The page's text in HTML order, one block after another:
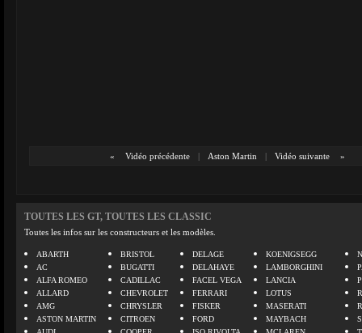
« Vidéo précédente | Aston Martin | Vidéo suivante »
TOUTES LES GT, TOUTES LES CLASSIC
Toutes les infos sur les constructeurs et les modèles.
ABARTH
AC
ALFA ROMEO
ALLARD
AMG
ASTON MARTIN
BRISTOL
BUGATTI
CADILLAC
CHEVROLET
CHRYSLER
CITROEN
DELAGE
DELAHAYE
FACEL VEGA
FERRARI
FISKER
FORD
KOENIGSEGG
LAMBORGHINI
LANCIA
LOTUS
MASERATI
MAYBACH